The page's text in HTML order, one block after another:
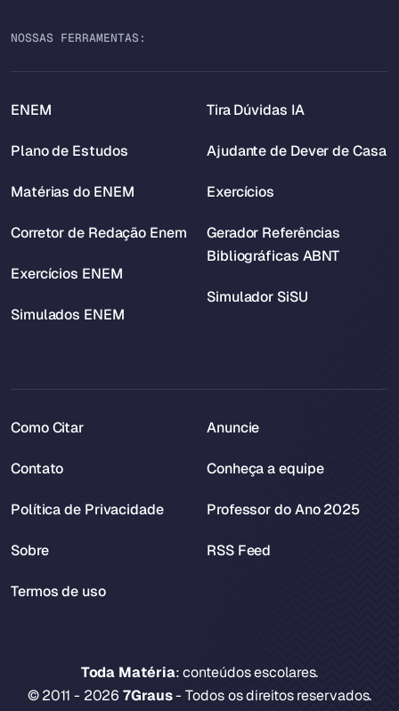
NOSSAS FERRAMENTAS:
ENEM
Plano de Estudos
Matérias do ENEM
Corretor de Redação Enem
Exercícios ENEM
Simulados ENEM
Tira Dúvidas IA
Ajudante de Dever de Casa
Exercícios
Gerador Referências
Bibliográficas ABNT
Simulador SiSU
Toda Matéria: conteúdos escolares.
© 2011 - 20267Graus- Todos os direitos reservados.
Como Citar
Contato
Política de Privacidade
Sobre
Termos de uso
Anuncie
Conheça a equipe
Professor do Ano 2025
RSS Feed